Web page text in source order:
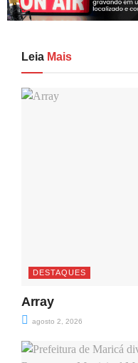
Leia Mais
DESTAQUES
Array
agosto 2, 2026